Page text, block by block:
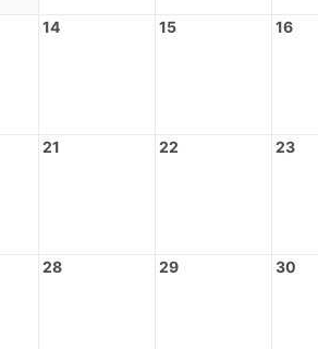
14 15 16
21 22 23
28 29 30